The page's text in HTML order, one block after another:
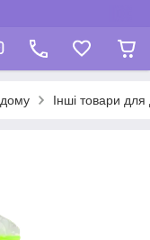
Інші товари